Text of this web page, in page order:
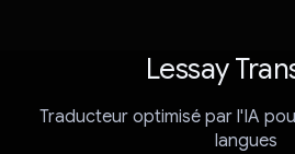
Lessay
Traducteur optimisé par l'IA
langues